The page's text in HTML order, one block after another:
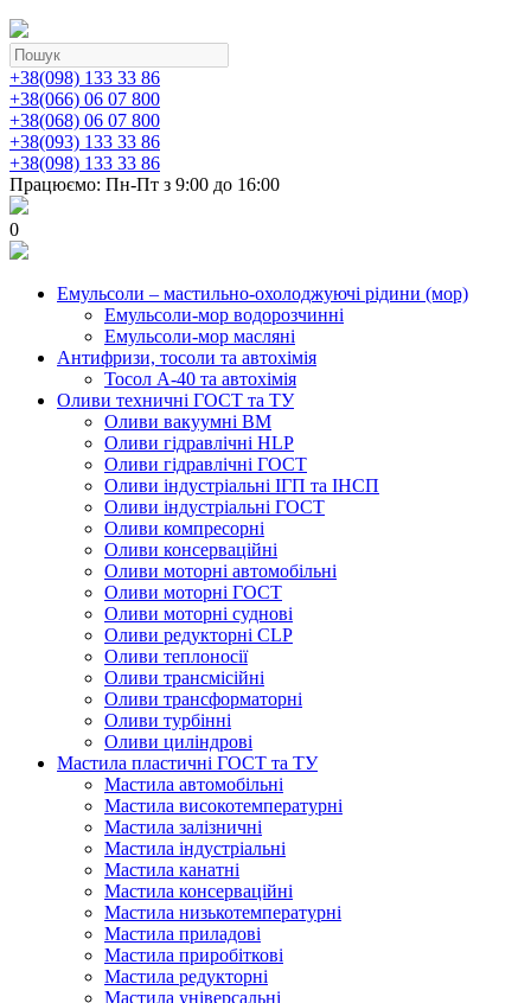
+38(098) 133 33 86
+38(066) 06 07 800
+38(068) 06 07 800
+38(093) 133 33 86
+38(098) 133 33 86
Працюємо: Пн-Пт з 9:00 до 16:00
0
Емульсоли – мастильно-охолоджуючі рідини (мор)
Емульсоли-мор водорозчинні
Емульсоли-мор масляні
Антифризи, тосоли та автохімія
Тосол А-40 та автохімія
Оливи техничні ГОСТ та ТУ
Оливи вакуумні ВМ
Оливи гідравлічні HLP
Оливи гідравлічні ГОСТ
Оливи індустріальні ІГП та ІНСП
Оливи індустріальні ГОСТ
Оливи компресорні
Оливи консерваційні
Оливи моторні автомобільні
Оливи моторні ГОСТ
Оливи моторні суднові
Оливи редукторні CLP
Оливи теплоносії
Оливи трансмісійні
Оливи трансформаторні
Оливи турбінні
Оливи циліндрові
Мастила пластичні ГОСТ та ТУ
Мастила автомобільні
Мастила високотемпературні
Мастила залізничні
Мастила індустріальні
Мастила канатні
Мастила консерваційні
Мастила низькотемпературні
Мастила приладові
Мастила приробіткові
Мастила редукторні
Мастила універсальні